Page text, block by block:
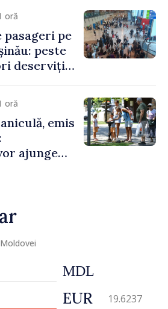
oră
pe
peste
deserviți
oră
emis
ajunge
MDL
EUR 19.6237